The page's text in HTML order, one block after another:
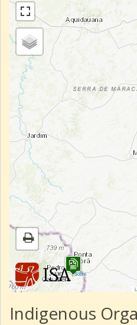
|Sobre
Indigenous